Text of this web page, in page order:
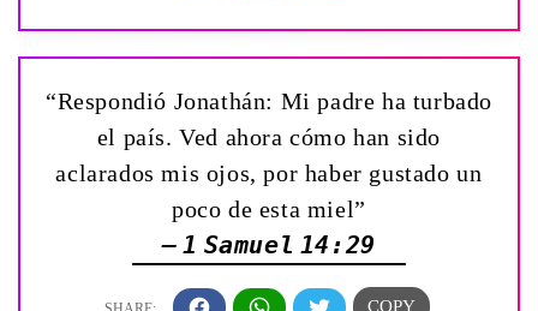
“Respondió Jonathán: Mi padre ha turbado
el país. Ved ahora cómo han sido
aclarados mis ojos, por haber gustado un
poco de esta miel”
— 1 Samuel 14:29